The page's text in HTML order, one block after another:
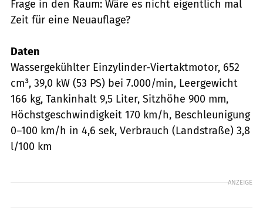
Frage in den Raum: Wäre es nicht eigentlich mal
Zeit für eine Neuauflage?
Daten
Wassergekühlter Einzylinder-Viertaktmotor, 652
cm³, 39,0 kW (53 PS) bei 7.000/min, Leergewicht
166 kg, Tankinhalt 9,5 Liter, Sitz­höhe 900 mm,
Höchstgeschwindigkeit 170 km/h, Beschleunigung
0–100 km/h in 4,6 sek, Verbrauch (Landstraße) 3,8
l/100 km
ANZEIGE